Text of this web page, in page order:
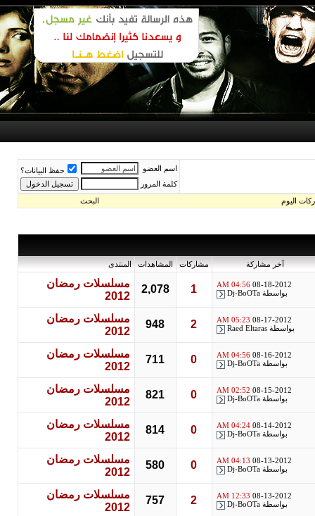
اسم العضو
حفظ البيانات؟
كلمة المرور
البحث
آخر مشاركة مشاركات المشاهدات المنتدى
08-18-2012
04:56 AM
بواسطةDj-BoOTa
2,078
مسلسلات رمضان
2012
08-17-2012
05:23 AM
بواسطةRaed Eltaras
948
مسلسلات رمضان
2012
08-16-2012
04:56 AM
بواسطةDj-BoOTa
711
مسلسلات رمضان
2012
08-15-2012
02:52 AM
بواسطةDj-BoOTa
821
مسلسلات رمضان
2012
08-14-2012
04:24 AM
بواسطةDj-BoOTa
814
مسلسلات رمضان
2012
08-13-2012
04:13 AM
بواسطةDj-BoOTa
580
مسلسلات رمضان
2012
08-13-2012
12:33 AM
بواسطةDj-BoOTa
757
مسلسلات رمضان
2012